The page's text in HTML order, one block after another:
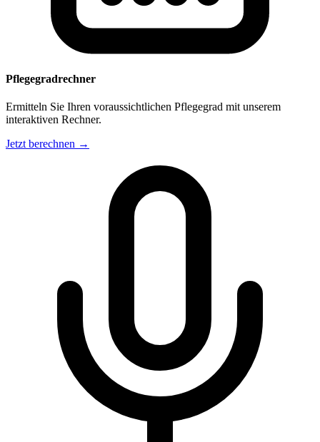
Pflegegradrechner
Ermitteln Sie Ihren voraussichtlichen Pflegegrad mit unserem
interaktiven Rechner.
Jetzt berechnen →